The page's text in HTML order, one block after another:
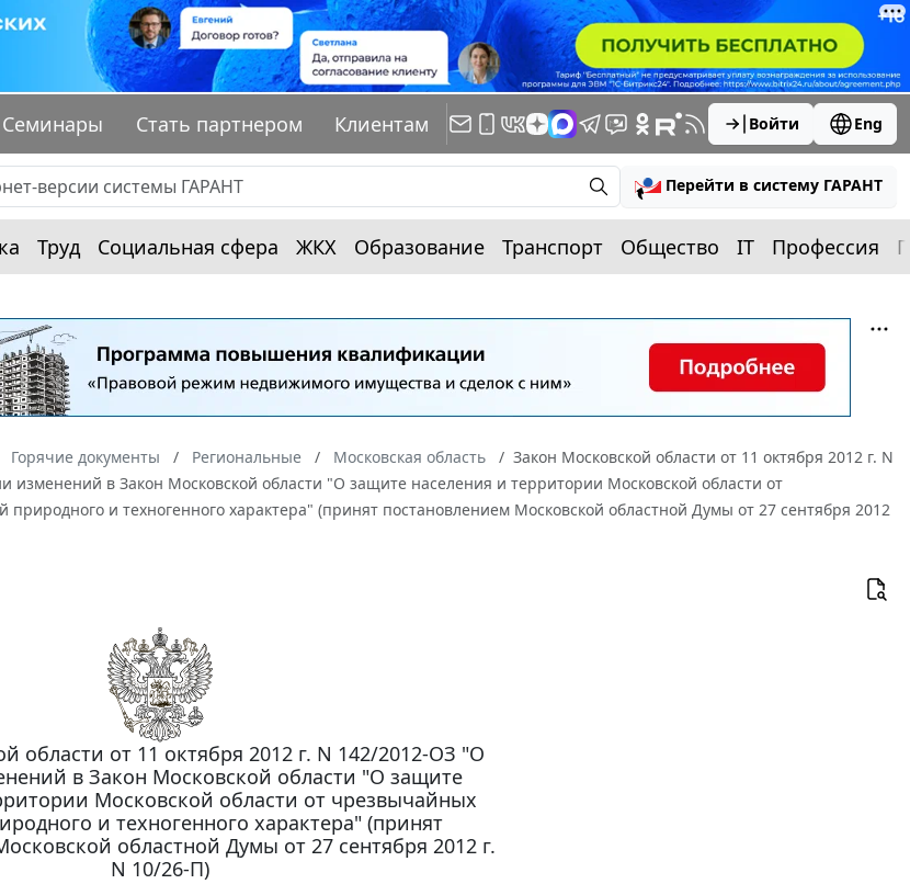
Семинары Стать партнером Клиентам Войти Eng
Перейти в систему ГАРАНТ
Труд Социальная сфера ЖКХ Образование Транспорт Общество IT Профессия
Горячие документы Региональные Московская область
Закон Московской области от 11 октября 2012 г. N
изменений в Закон Московской области "О защите населения и территории Московской области от
и техногенного характера" (принят постановлением Московской областной Думы от 27 сентября 2012
области от 11 октября 2012 г. N 142/2012-ОЗ "О
в Закон Московской области "О защите
Московской области от чрезвычайных
и техногенного характера" (принят
областной Думы от 27 сентября 2012 г.
N 10/26-П)